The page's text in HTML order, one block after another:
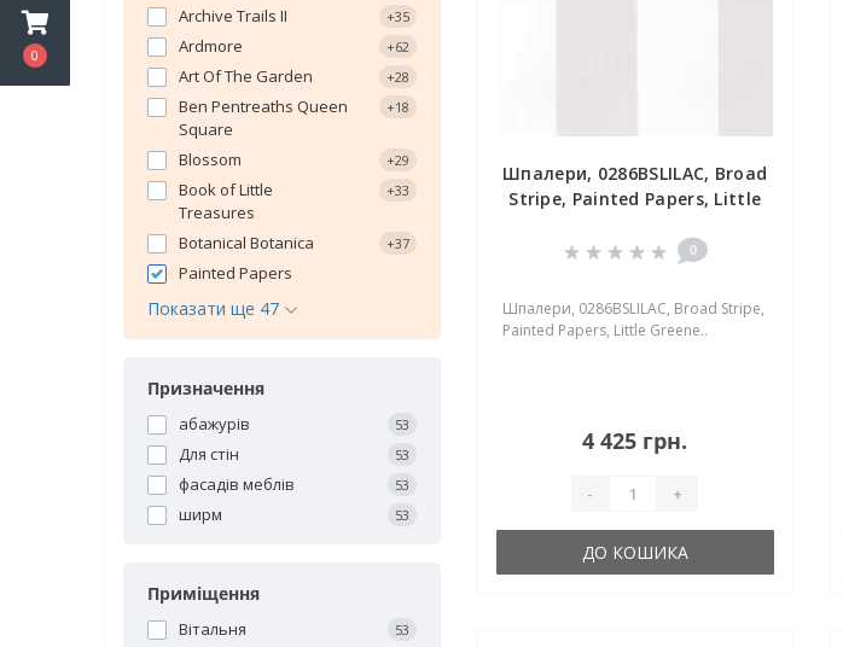
0
Archive Trails II +35
Ardmore +62
Art Of The Garden +28
Ben Pentreaths Queen
Square
+18
Blossom +29
Book of Little
Treasures
+33
Botanical Botanica +37
Painted Papers
Показати ще 47
Призначення
абажурів 53
Для стін 53
фасадів меблів 53
ширм 53
Приміщення
Вітальня 53
Шпалери, 0286BSLILAC, Broad
Stripe, Painted Papers, Little
0
Шпалери, 0286BSLILAC, Broad Stripe,
Painted Papers, Little Greene..
4 425 грн.
- +
ДО КОШИКА